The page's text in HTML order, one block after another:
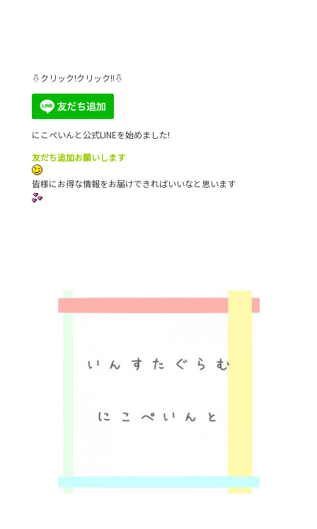
⇩クリック!クリック!!⇩
にこぺいんと公式LINEを始めました!
友だち追加お願いします
皆様にお得な情報をお届けできればいいなと思います